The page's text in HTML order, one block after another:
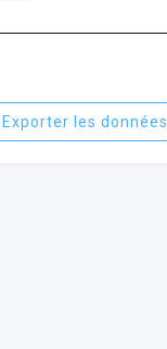
Exporter les données